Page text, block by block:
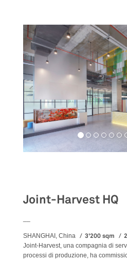
Joint-Harvest HQ
SHANGHAI, China 3'200 sqm
Joint-Harvest, una compagnia di
processi di produzione, ha